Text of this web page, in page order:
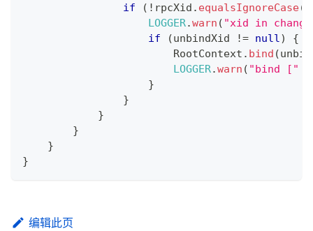
if
( ! rpcXid . equalsIgnoreCase(
LOGGER.warn ( "xid in
if
(unbindXid != null) {
RootContext . bind (
LOGGER.warn ( "bind ["
}
}
}
}
}
}
编辑此页